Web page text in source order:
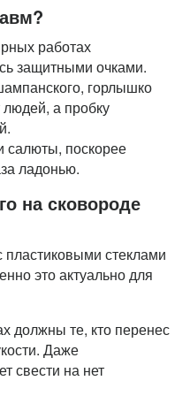
работах
защитными очками.
горлышко
людей, а пробку
салюты, поскорее
ладонью.
на сковороде
стеклами
это актуально для
должны те, кто перенес
Даже
свести на нет